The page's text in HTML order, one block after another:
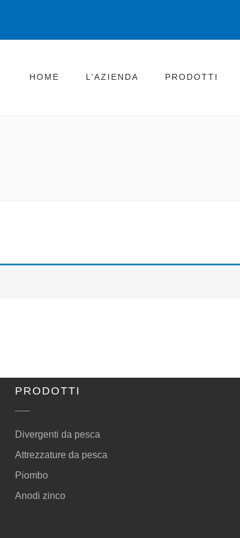
HOME L’AZIENDA PRODOTTI
PRODOTTI
Divergenti da pesca
Attrezzature da pesca
Piombo
Anodi zinco